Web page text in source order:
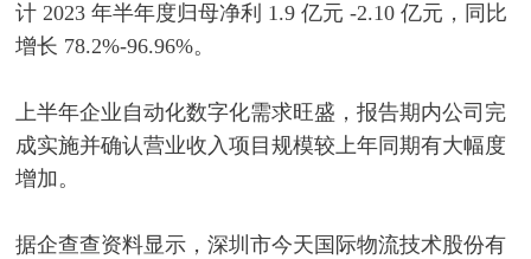
计 2023 年半年度归母净利 1.9 亿元 -2.10 亿元，同比
增长 78.2%-96.96%。
上半年企业自动化数字化需求旺盛，报告期内公司完
成实施并确认营业收入项目规模较上年同期有大幅度
增加。
据企查查资料显示，深圳市今天国际物流技术股份有